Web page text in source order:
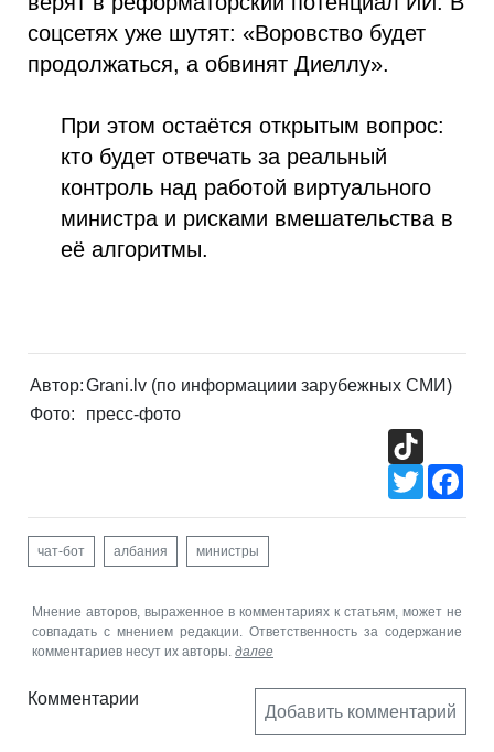
соцсетях уже шутят: «Воровство будет
продолжаться, а обвинят Диеллу».
При этом остаётся открытым вопрос:
кто будет отвечать за реальный
контроль над работой виртуального
министра и рисками вмешательства в
её алгоритмы.
Автор:Grani.lv (по информациии зарубежных СМИ)
Фото:
пресс-фото
Twitter
чат-бот албания министры
Мнение авторов, выраженное в комментариях к статьям, может не
совпадать с мнением редакции. Ответственность за содержание
комментариев несут их авторы. далее
Комментарии
Добавить комментарий